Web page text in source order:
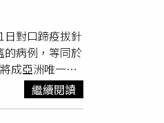
，其中9戶已
作。麻豆區麻
定，根本陷
有5900萬元，
，只顧賺錢枉
放於密閉貯存
環境，廠房正
題，提醒楊文
日對口蹄疫拔針
的病例，等同於
成亞洲唯一無
物傳染病，亦
家均遭受豬瘟
繼續閱讀